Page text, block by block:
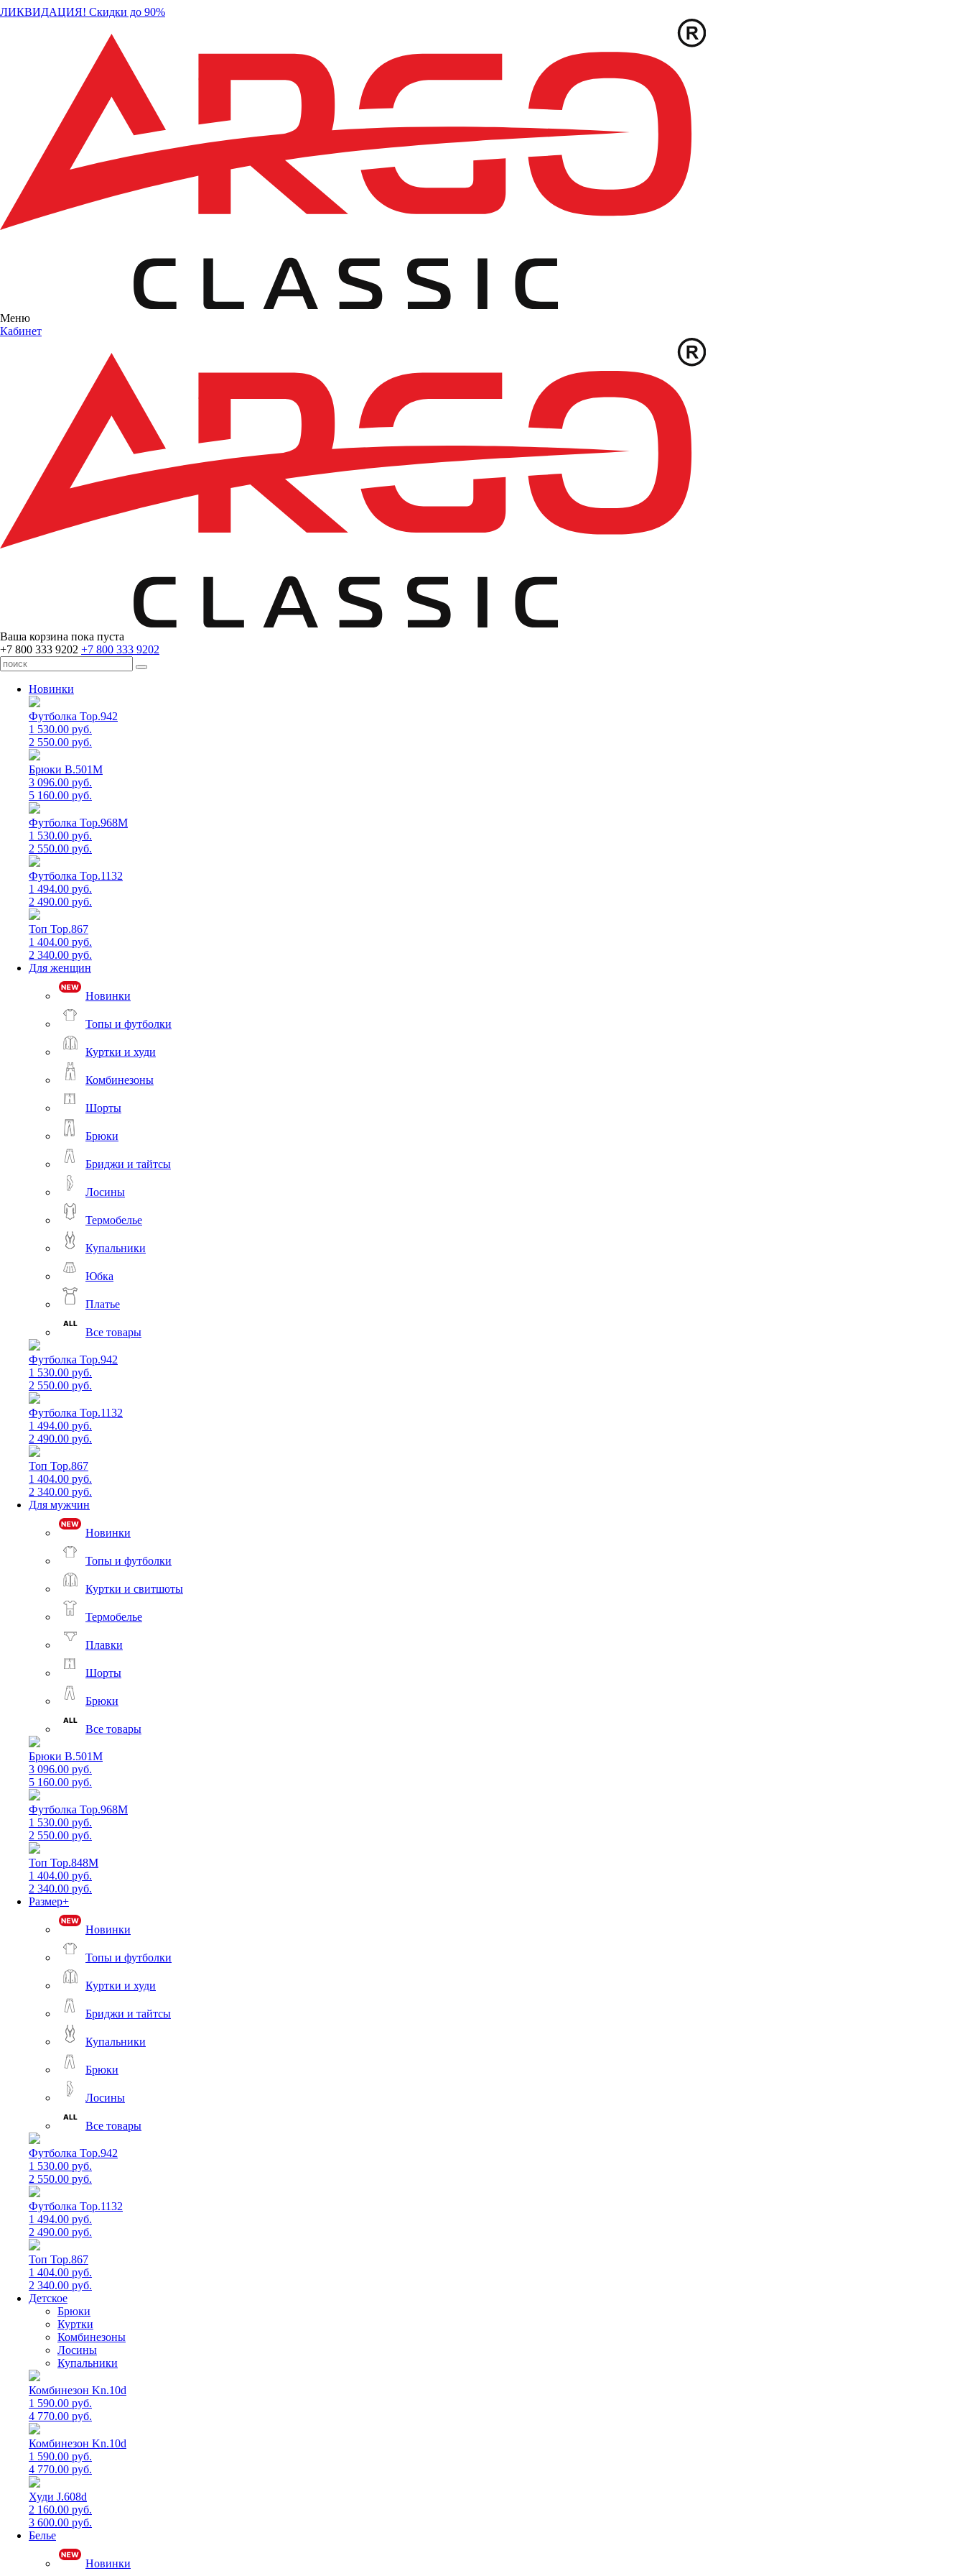
ЛИКВИДАЦИЯ! Скидки до 90%
Меню
Кабинет
Ваша корзина пока пуста
+7 800 333 9202 +7 800 333 9202
Новинки
Футболка Top.942
1 530.00 руб.
2 550.00 руб.
Брюки B.501M
3 096.00 руб.
5 160.00 руб.
Футболка Top.968M
1 530.00 руб.
2 550.00 руб.
Футболка Top.1132
1 494.00 руб.
2 490.00 руб.
Топ Top.867
1 404.00 руб.
2 340.00 руб.
Для женщин
Новинки
Топы и футболки
Куртки и худи
Комбинезоны
Шорты
Брюки
Бриджи и тайтсы
Лосины
Термобелье
Купальники
Юбка
Платье
Все товары
Футболка Top.942
1 530.00 руб.
2 550.00 руб.
Футболка Top.1132
1 494.00 руб.
2 490.00 руб.
Топ Top.867
1 404.00 руб.
2 340.00 руб.
Для мужчин
Новинки
Топы и футболки
Куртки и свитшоты
Термобелье
Плавки
Шорты
Брюки
Все товары
Брюки B.501M
3 096.00 руб.
5 160.00 руб.
Футболка Top.968M
1 530.00 руб.
2 550.00 руб.
Топ Top.848M
1 404.00 руб.
2 340.00 руб.
Размер+
Новинки
Топы и футболки
Куртки и худи
Бриджи и тайтсы
Купальники
Брюки
Лосины
Все товары
Футболка Top.942
1 530.00 руб.
2 550.00 руб.
Футболка Top.1132
1 494.00 руб.
2 490.00 руб.
Топ Top.867
1 404.00 руб.
2 340.00 руб.
Детское
Брюки
Куртки
Комбинезоны
Лосины
Купальники
Комбинезон Kn.10d
1 590.00 руб.
4 770.00 руб.
Комбинезон Kn.10d
1 590.00 руб.
4 770.00 руб.
Худи J.608d
2 160.00 руб.
3 600.00 руб.
Белье
Новинки